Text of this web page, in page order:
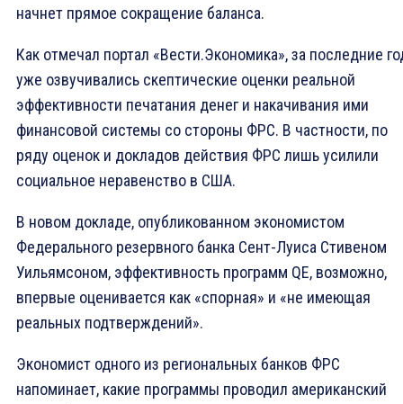
начнет прямое сокращение баланса.
Как отмечал портал «Вести.Экономика», за последние
уже озвучивались скептические оценки реальной
эффективности печатания денег и накачивания ими
финансовой системы со стороны ФРС. В частности, по
ряду оценок и докладов действия ФРС лишь усилили
социальное неравенство в США.
В новом докладе, опубликованном экономистом
Федерального резервного банка Сент-Луиса Стивеном
Уильямсоном, эффективность программ QE, возможно,
впервые оценивается как «спорная» и «не имеющая
реальных подтверждений».
Экономист одного из региональных банков ФРС
напоминает, какие программы проводил американский